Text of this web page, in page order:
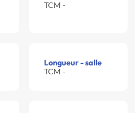
TCM -
Longueur - salle
TCM -